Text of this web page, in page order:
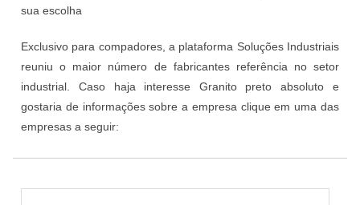
sua escolha
Exclusivo para compadores, a plataforma Soluções Industriais
reuniu o maior número de fabricantes referência no setor
industrial. Caso haja interesse Granito preto absoluto e
gostaria de informações sobre a empresa clique em uma das
empresas a seguir: